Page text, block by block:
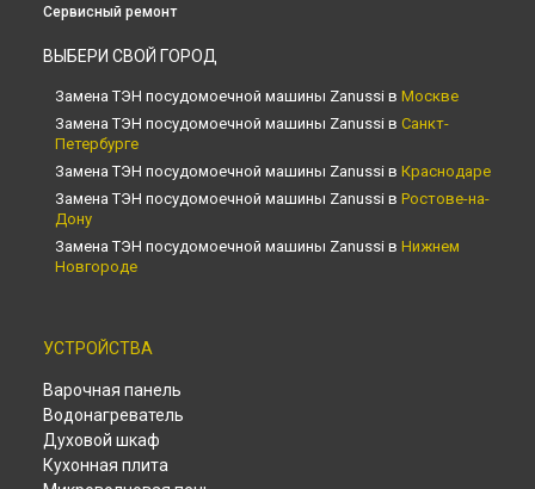
Сервисный ремонт
ВЫБЕРИ СВОЙ ГОРОД
Замена ТЭН посудомоечной машины Zanussi в Москве
Замена ТЭН посудомоечной машины Zanussi в Санкт-
Петербурге
Замена ТЭН посудомоечной машины Zanussi в Краснодаре
Замена ТЭН посудомоечной машины Zanussi в Ростове-на-
Дону
Замена ТЭН посудомоечной машины Zanussi в Нижнем
Новгороде
Замена ТЭН посудомоечной машины Zanussi в
Екатеринбурге
Замена ТЭН посудомоечной машины Zanussi в
Замена ТЭН посудомоечной машины Zanussi в
Замена ТЭН посудомоечной машины Zanussi в
УСТРОЙСТВА
Варочная панель
Водонагреватель
Духовой шкаф
Кухонная плита